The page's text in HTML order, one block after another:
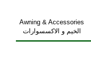
Awning & Accessories
الخيم و الاكسسوارات